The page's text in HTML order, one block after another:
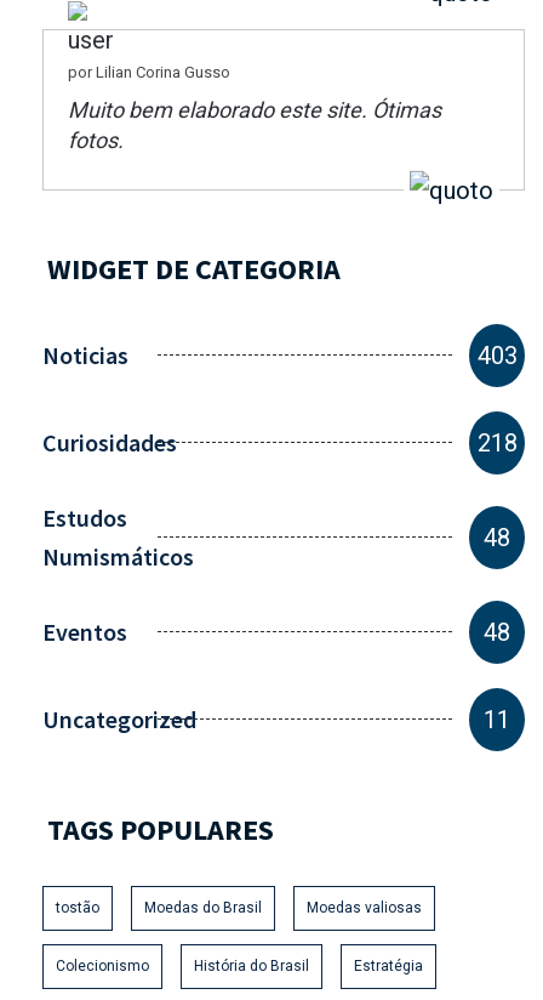
por Lilian Corina Gusso
Muito bem elaborado este site. Ótimas
fotos.
WIDGET DE CATEGORIA
Noticias 403
Curiosidades 218
Estudos
Numismáticos
48
Eventos 48
Uncategorized 11
TAGS POPULARES
tostão Moedas do Brasil Moedas valiosas
Colecionismo História do Brasil Estratégia